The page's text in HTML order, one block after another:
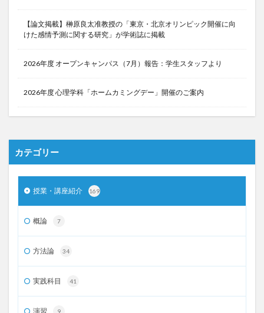
【論文掲載】榊原良太准教授の「東京・北京オリンピック開催に向
けた感情予測に関する研究」が学術誌に掲載
2026年度 オープンキャンパス（7月）報告：学生スタッフより
2026年度 心理学科「ホームカミングデー」開催のご案内
カテゴリー
授業・講座紹介 169
概論 7
方法論 34
実践科目 41
演習 9